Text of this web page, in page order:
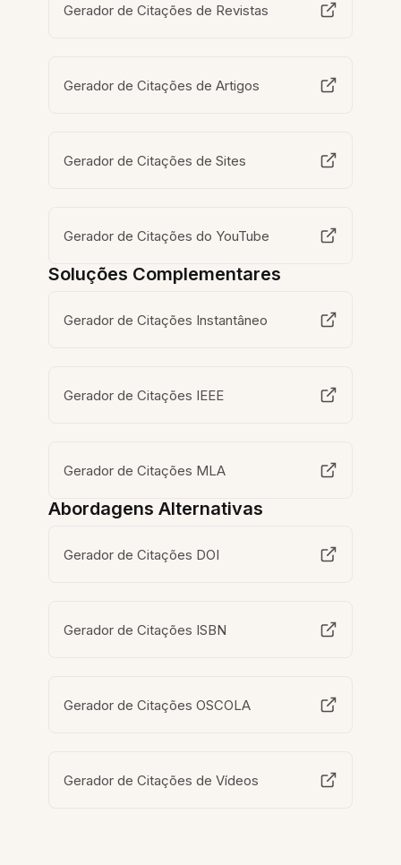
Gerador de Citações de Revistas
Gerador de Citações de Artigos
Gerador de Citações de Sites
Gerador de Citações do YouTube
Soluções Complementares
Gerador de Citações Instantâneo
Gerador de Citações IEEE
Gerador de Citações MLA
Abordagens Alternativas
Gerador de Citações DOI
Gerador de Citações ISBN
Gerador de Citações OSCOLA
Gerador de Citações de Vídeos